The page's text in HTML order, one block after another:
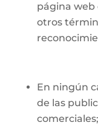
página web
otros
En ningún
de las